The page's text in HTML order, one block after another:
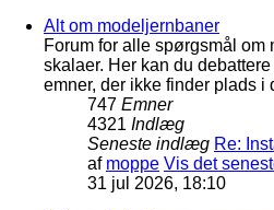
Alt om modeljernbaner
Forum for alle spørgsmål om
skalaer. Her kan du
emner, der ikke finder plads i
747 Emner
4321 Indlæg
Seneste indlæg Re:
af moppe Vis det
31 jul 2026, 18:10